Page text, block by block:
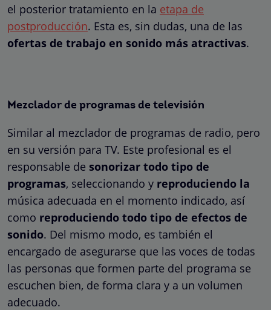
el posterior tratamiento en la etapa de
postproducción. Esta es, sin dudas, una de las
ofertas de trabajo en sonido más atractivas.
Mezclador de programas de televisión
Similar al mezclador de programas de radio, pero
en su versión para TV. Este profesional es el
responsable de sonorizar todo tipo de
programas, seleccionando y reproduciendo la
música adecuada en el momento indicado, así
como reproduciendo todo tipo de efectos de
sonido. Del mismo modo, es también el
encargado de asegurarse que las voces de todas
las personas que formen parte del programa se
escuchen bien, de forma clara y a un volumen
adecuado.